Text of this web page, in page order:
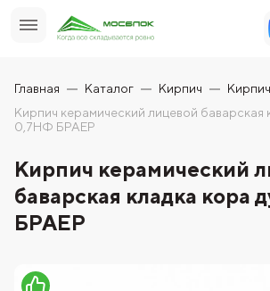
Главная Каталог Кирпич
Кирпич керамический лицевой баварская
0,7НФ БРАЕР
Кирпич керамический
баварская кладка кора
БРАЕР